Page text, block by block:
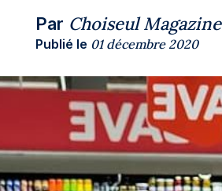
Par Choiseul Magazine
Publié le 01 décembre 2020